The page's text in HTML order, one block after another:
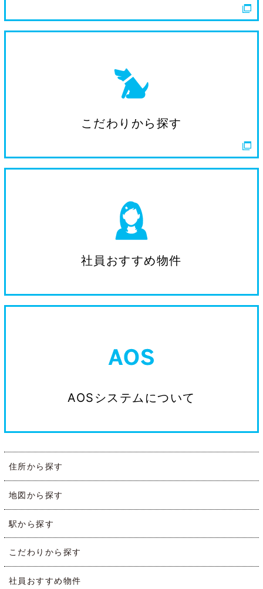
住所から探す
地図から探す
駅から探す
こだわりから探す
社員おすすめ物件
こだわりから探す
社員おすすめ物件
AOSシステムについて